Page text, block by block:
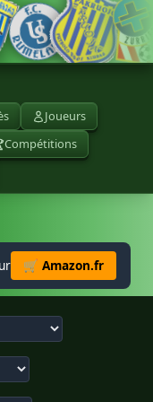
Joueurs
Compétitions
🛒 Amazon.fr